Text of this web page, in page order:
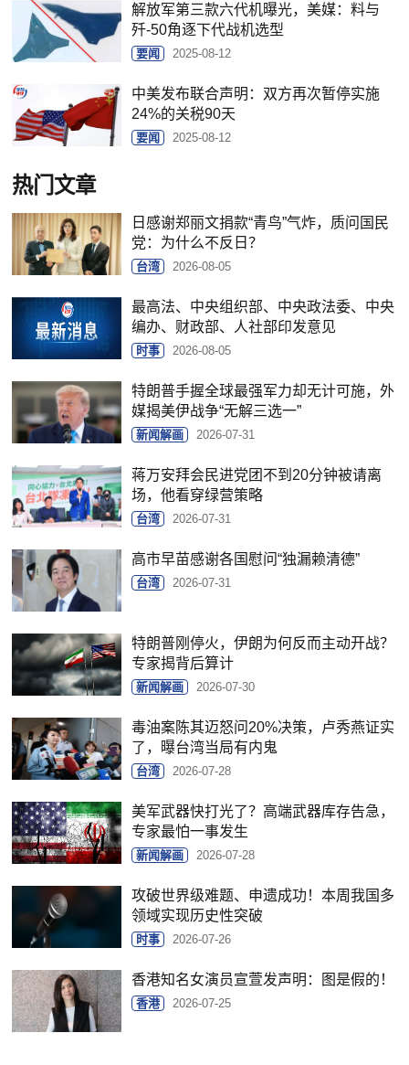
解放军第三款六代机曝光，美媒：料与
歼-50角逐下代战机选型
要闻 2025-08-12
中美发布联合声明：双方再次暂停实施
24%的关税90天
要闻 2025-08-12
热门文章
日感谢郑丽文捐款“青鸟”气炸，质问国民
党：为什么不反日？
台湾 2026-08-05
最高法、中央组织部、中央政法委、中央
编办、财政部、人社部印发意见
时事 2026-08-05
特朗普手握全球最强军力却无计可施，外
媒揭美伊战争“无解三选一”
新闻解画 2026-07-31
蒋万安拜会民进党团不到20分钟被请离
场，他看穿绿营策略
台湾 2026-07-31
高市早苗感谢各国慰问“独漏赖清德”
台湾 2026-07-31
特朗普刚停火，伊朗为何反而主动开战？
专家揭背后算计
新闻解画 2026-07-30
毒油案陈其迈怒问20%决策，卢秀燕证实
了，曝台湾当局有内鬼
台湾 2026-07-28
美军武器快打光了？高端武器库存告急，
专家最怕一事发生
新闻解画 2026-07-28
攻破世界级难题、申遗成功！本周我国多
领域实现历史性突破
时事 2026-07-26
香港知名女演员宣萱发声明：图是假的！
香港 2026-07-25